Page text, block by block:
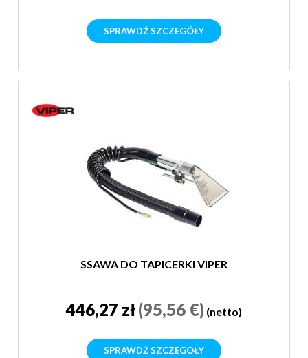
SPRAWDŹ SZCZEGÓŁY
SSAWA DO TAPICERKI VIPER
446,27 zł(95,56 €) (netto)
SPRAWDŹ SZCZEGÓŁY